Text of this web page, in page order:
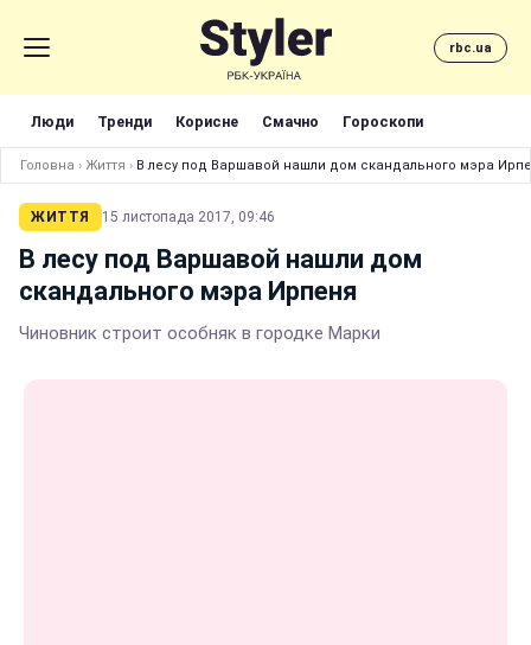
rbc.ua
Люди Тренди Корисне Смачно Гороскопи
Головна › Життя › В лесу под Варшавой нашли дом скандального мэра
ЖИТТЯ 15 листопада 2017, 09:46
В лесу под Варшавой нашли дом
скандального мэра Ирпеня
Чиновник строит особняк в городке Марки